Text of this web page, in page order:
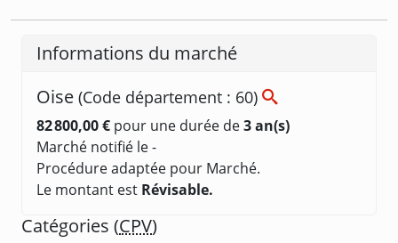
Informations du marché
Oise (Code département : 60)
82 800,00 € pour une durée de3 an(s)
Marché notifié le -
Procédure adaptée pour Marché.
Le montant est Révisable.
Catégories (CPV)